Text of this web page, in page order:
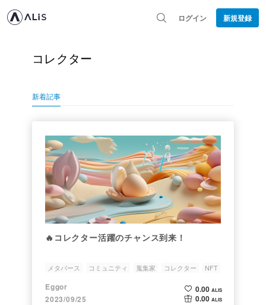
ログイン 新規登録
コレクター
新着記事
🔥コレクター活躍のチャンス到来！
メタバース コミュニティ 蒐集家 コレクター NFT
Eggor
2023/09/25
0.00 ALIS
0.00 ALIS